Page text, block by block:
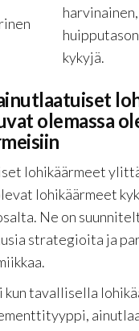
harvinainen,
huipputason
kykyjä.
olemassa
lohikäärmeet
lohikäärmeet
Ne on
strategioita ja
kun tavallisella